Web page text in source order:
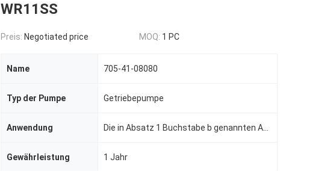
WR11SS
Preis: Negotiated price MOQ: 1 PC
Name 705-41-08080
Typ der Pumpe Getriebepumpe
Anwendung
Gewährleistung 1 Jahr